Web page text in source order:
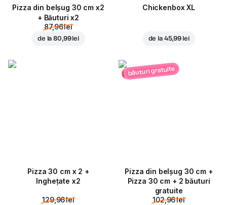
Pizza din belșug 30 cm x2
+ Băuturi x2
87,96 lei
de la80,99 lei
Chickenbox XL
de la 45,99 lei
Pizza 30 cm x 2 +
Inghețate x2
129,96 lei
băuturi gratuite
Pizza din belșug 30 cm +
Pizza 30 cm + 2 băuturi
gratuite
102,96 lei